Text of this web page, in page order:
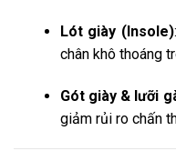
Lót giày (Insole)
chân khô thoáng
Gót giày & lưỡi
giảm rủi ro chấn